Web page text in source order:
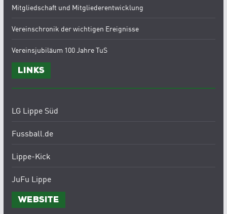
Mitgliedschaft und Mitgliederentwicklung
Vereinschronik der wichtigen Ereignisse
Vereinsjubiläum 100 Jahre TuS
Links
LG Lippe Süd
Fussball.de
Lippe-Kick
JuFu Lippe
Website